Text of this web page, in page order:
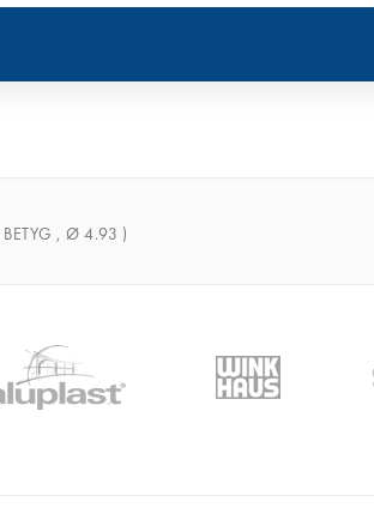
BETYG , Ø 4.93 )